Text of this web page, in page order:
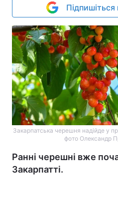
Закарпатська черешня надійде у
фото Олександр
Ранні черешні вже
Закарпатті.